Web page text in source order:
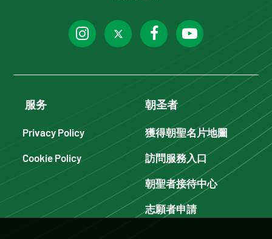
服务
Privacy Policy
Cookie Policy
朝圣者
獲得朝聖名片地圖
訪問服務入口
朝聖者接待中心
志願者申請